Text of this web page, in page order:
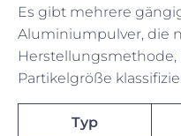
Es gibt mehrere
Aluminiumpulver, die
Herstellungsmethode,
Partikelgröße
Typ